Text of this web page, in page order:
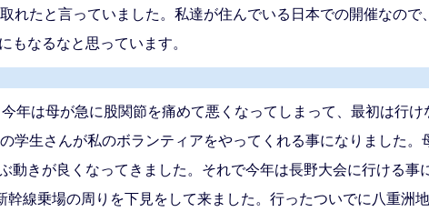
れたと言っていました。私達が住んでいる日本での開催なの
もなるなと思っています。
年は母が急に股関節を痛めて悪くなってしまって、最初は行け
学生さんが私のボランティアをやってくれる事になりました。
動きが良くなってきました。それで今年は長野大会に行ける事
線乗場の周りを下見をして来ました。行ったついでに八重洲